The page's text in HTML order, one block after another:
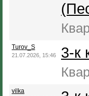
Turov_S
21.07.2026, 15:46 3-к
vilka